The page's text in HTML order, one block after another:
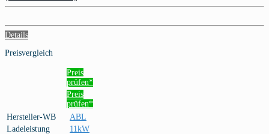
Details
Preisvergleich
Preis
prüfen*
Preis
prüfen*
Hersteller-WB
ABL
Ladeleistung
11kW